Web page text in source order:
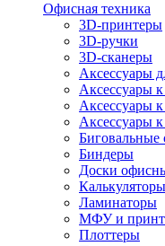
Офисная техника
3D-принтеры
3D-ручки
3D-сканеры
Аксессуары
Аксессуары
Аксессуары
Аксессуары
Биговальные
Биндеры
Доски
Калькуляторы
Ламинаторы
МФУ и
Плоттеры